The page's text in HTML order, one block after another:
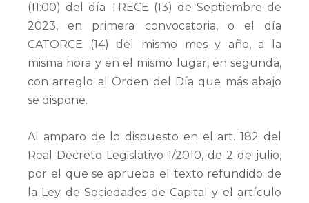
(11:00) del día TRECE (13) de Septiembre de
2023, en primera convocatoria, o el día
CATORCE (14) del mismo mes y año, a la
misma hora y en el mismo lugar, en segunda,
con arreglo al Orden del Día que más abajo
se dispone.
Al amparo de lo dispuesto en el art. 182 del
Real Decreto Legislativo 1/2010, de 2 de julio,
por el que se aprueba el texto refundido de
la Ley de Sociedades de Capital y el artículo